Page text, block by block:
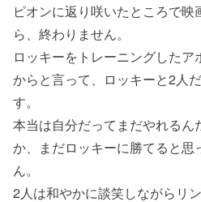
ピオンに返り咲いたところで
ら、終わりません。
ロッキーをトレーニングした
からと言って、ロッキーと2人
す。
本当は自分だってまだやれる
か、まだロッキーに勝てると
ん。
2人は和やかに談笑しながらリ